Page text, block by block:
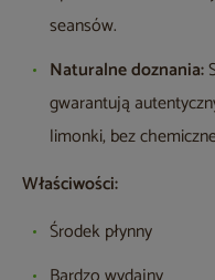
seansów.
Naturalne doznania:
gwarantują
limonki, bez
Właściwości:
Środek płynny